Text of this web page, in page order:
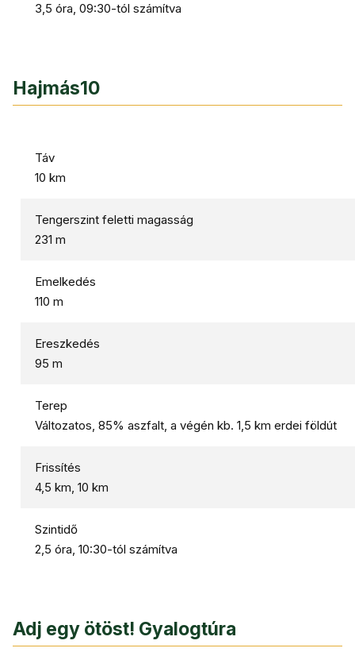
3,5 óra, 09:30-tól számítva
Hajmás10
Táv
10 km
Tengerszint feletti magasság
231 m
Emelkedés
110 m
Ereszkedés
95 m
Terep
Változatos, 85% aszfalt, a végén kb. 1,5 km erdei földút
Frissítés
4,5 km, 10 km
Szintidő
2,5 óra, 10:30-tól számítva
Adj egy ötöst! Gyalogtúra